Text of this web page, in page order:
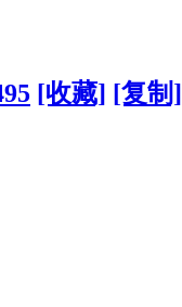
[收藏] [复制]